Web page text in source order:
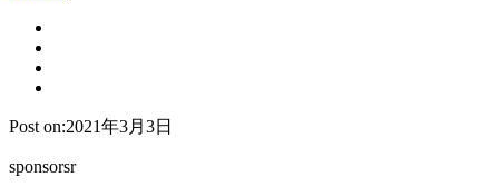
Post on:2021年3月3日
sponsorsr